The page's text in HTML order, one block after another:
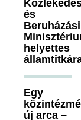
és
Beruházási
helyettes
Egy
új arca –